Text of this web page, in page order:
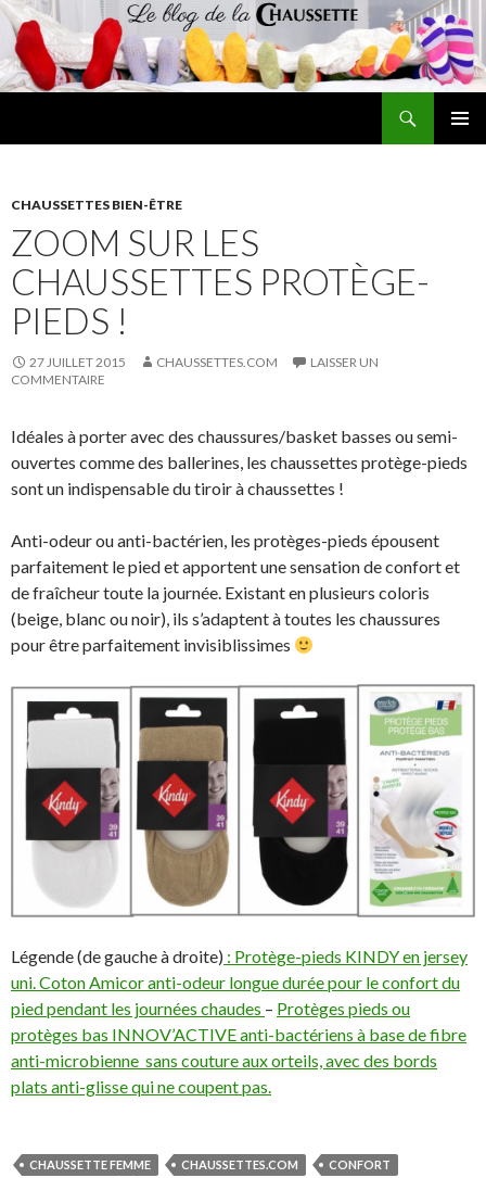
CHAUSSETTES BIEN-ÊTRE
ZOOM SUR LES
CHAUSSETTES PROTÈGE-
PIEDS !
27 JUILLET 2015 CHAUSSETTES.COM
LAISSER UN
COMMENTAIRE
Idéales à porter avec des chaussures/basket basses ou semi-
ouvertes comme des ballerines, les chaussettes protège-pieds
sont un indispensable du tiroir à chaussettes !
Anti-odeur ou anti-bactérien, les protèges-pieds épousent
parfaitement le pied et apportent une sensation de confort et
de fraîcheur toute la journée. Existant en plusieurs coloris
(beige, blanc ou noir), ils s’adaptent à toutes les chaussures
pour être parfaitement invisiblissimes
Légende (de gauche à droite) : Protège-pieds KINDY en jersey
uni. Coton Amicor anti-odeur longue durée pour le confort du
pied pendant les journées chaudes – Protèges pieds ou
protèges bas INNOV’ACTIVE anti-bactériens à base de fibre
anti-microbienne sans couture aux orteils, avec des bords
plats anti-glisse qui ne coupent pas.
CHAUSSETTE FEMME CHAUSSETTES.COM
CONFORT